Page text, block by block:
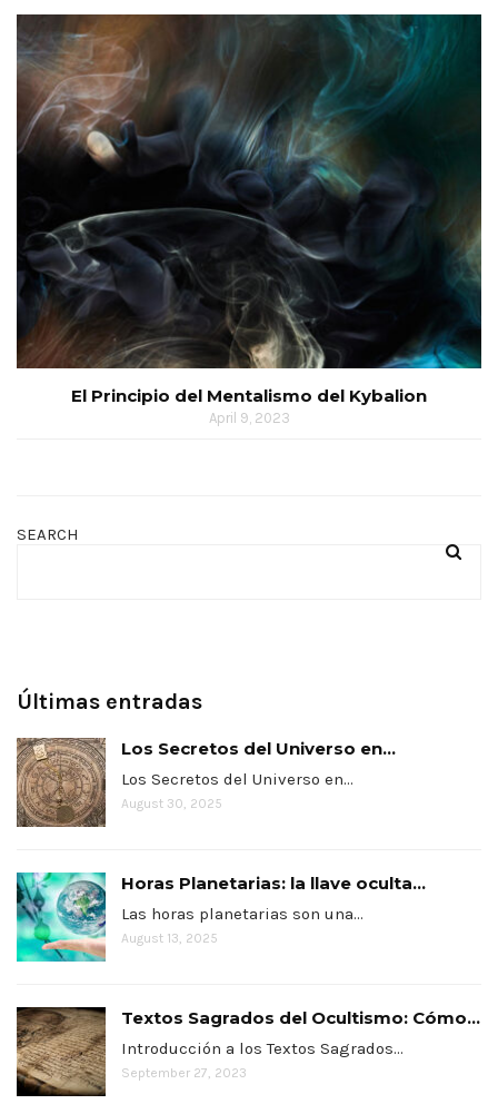
El Principio del Mentalismo del Kybalion
April 9, 2023
SEARCH
Últimas entradas
Los Secretos del Universo en...
Los Secretos del Universo en…
August 30, 2025
Horas Planetarias: la llave oculta...
Las horas planetarias son una…
August 13, 2025
Textos Sagrados del Ocultismo: Cómo...
Introducción a los Textos Sagrados…
September 27, 2023